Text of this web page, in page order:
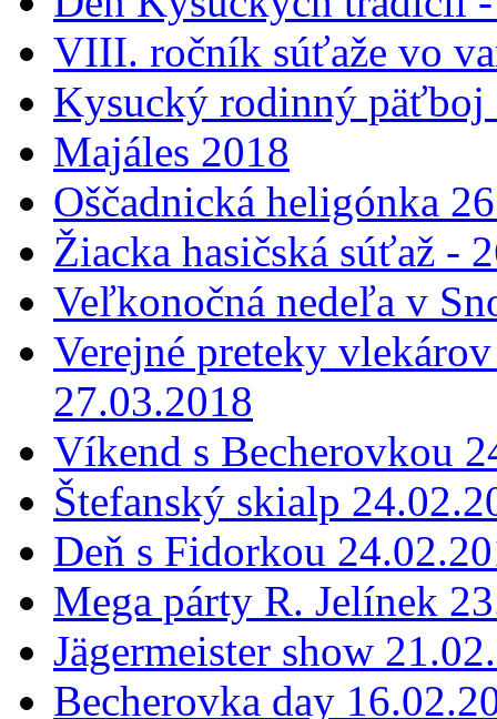
VIII. ročník súťaže vo
Kysucký rodinný päťboj
Majáles 2018
Oščadnická heligónka
Žiacka hasičská súťaž -
Veľkonočná nedeľa v
Verejné preteky
27.03.2018
Víkend s Becherovkou
Štefanský skialp
Deň s Fidorkou
Mega párty R. Jelínek
Jägermeister show
Becherovka day